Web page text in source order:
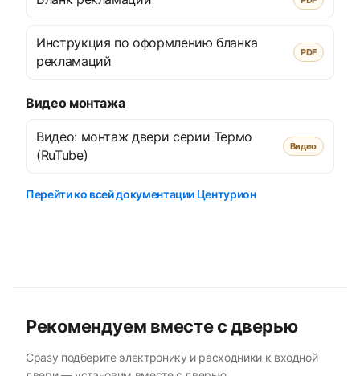
Инструкция по оформлению бланка
рекламаций
PDF
Видео монтажа
Видео: монтаж двери серии Термо
(RuTube)
Видео
Перейти ко всей документации Центурион
Рекомендуем вместе с дверью
Сразу подберите электронику и расходники к входной